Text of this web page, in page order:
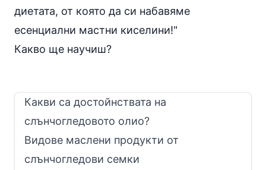
диетата, от която да си набавяме
есенциални мастни киселини!"
Какво ще научиш?
Какви са достойнствата на
слънчогледовото олио?
Видове маслени продукти от
слънчогледови семки